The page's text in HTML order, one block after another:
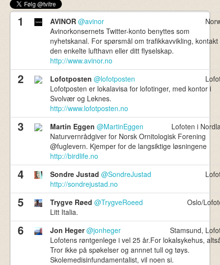
736,310
1 AVINOR @avinor
Avinorkonsernets Twitter-konto benyttes som
nyhetskanal. For spørsmål om trafikkavvikling, kontakt
den enkelte lufthavn eller ditt flyselskap.
http://www.avinor.no
2 Lofotposten @lofotposten
Lofotposten er lokalavisa for lofotinger, med kontor i
Svolvær og Leknes.
http://www.lofotposten.no
3 Martin Eggen @MartinEggen
Lofoten i
Naturvernrådgiver for Norsk Ornitologisk Forening
@fuglevern. Kjemper for de langsiktige løsningene
http://birdlife.no
4 Sondre Justad @SondreJustad
http://sondrejustad.no
5 Trygve Røed @TrygveRoeed
Oslo/
Litt Italia.
6 Jon Heger @jonheger
Stamsund,
Lofotens røntgenlege i vel 25 år.For lokalsykehus,
Tror ikke på spøkelser og annnet tull og tøys.
Skolemedisinfundamentalist, vil noen si.